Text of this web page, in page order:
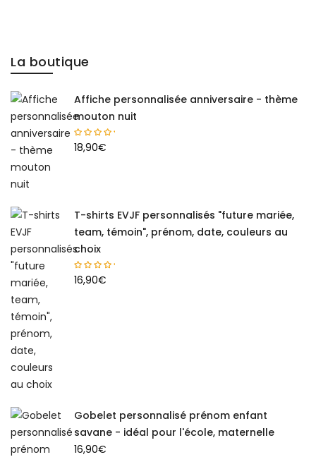
La boutique
Affiche personnalisée anniversaire - thème
mouton nuit
18,90€
T-shirts EVJF personnalisés "future mariée,
team, témoin", prénom, date, couleurs au
choix
16,90€
Gobelet personnalisé prénom enfant
savane - idéal pour l'école, maternelle
16,90€